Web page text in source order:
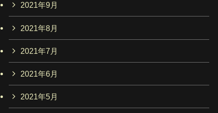
2021年9月
2021年8月
2021年7月
2021年6月
2021年5月